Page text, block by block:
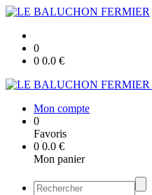
0
0 0.0 €
Mon compte
0
Favoris
0 0.0 €
Mon panier